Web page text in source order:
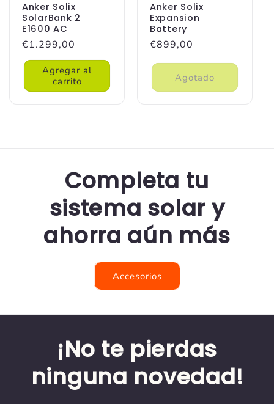
Anker Solix
SolarBank 2
E1600 AC
Precio
habitual
€1.299,00
Agregar al
carrito
Anker Solix
Expansion
Battery
Precio
€899,00
Agotado
Completa tu
sistema solar y
ahorra aún más
Accesorios
¡No te pierdas
ninguna novedad!